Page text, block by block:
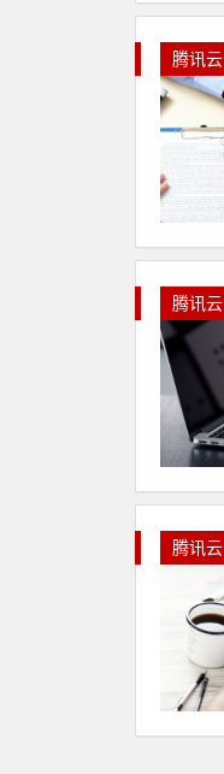
腾讯云
腾讯云
腾讯云